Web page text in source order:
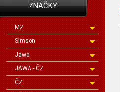
ZNAČKY
MZ
Simson
Jawa
JAWA - ČZ
ČZ